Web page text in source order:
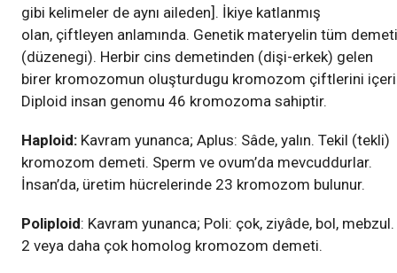
gibi kelimeler de aynı aileden]. İkiye katlanmış
olan, çiftleyen anlamında. Genetik materyelin tüm demeti
(düzenegi). Herbir cins demetinden (dişi-erkek) gelen
birer kromozomun oluşturdugu kromozom çiftlerini
Diploid insan genomu 46 kromozoma sahiptir.
Haploid: Kavram yunanca; Aplus: Sâde, yalın. Tekil (tekli)
kromozom demeti. Sperm ve ovum’da mevcuddurlar.
İnsan’da, üretim hücrelerinde 23 kromozom bulunur.
Poliploid: Kavram yunanca; Poli: çοk, ziyâde, bol, mebzul.
2 veya daha çok homolog kromozom demeti.